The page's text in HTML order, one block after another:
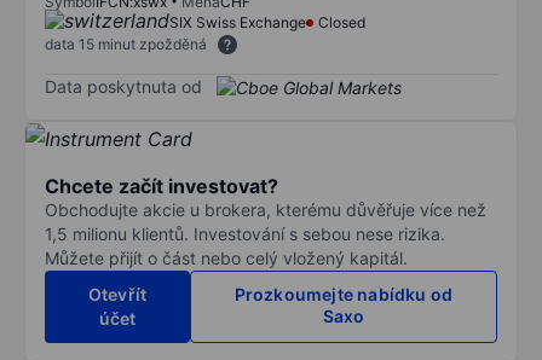
SIX Swiss Exchange
Closed
data 15 minut zpožděná
Data poskytnuta od
Chcete začít investovat?
Obchodujte akcie u brokera, kterému důvěřuje více než
1,5 milionu klientů. Investování s sebou nese rizika.
Můžete přijít o část nebo celý vložený kapitál.
Otevřít
účet
Prozkoumejte nabídku od
Saxo